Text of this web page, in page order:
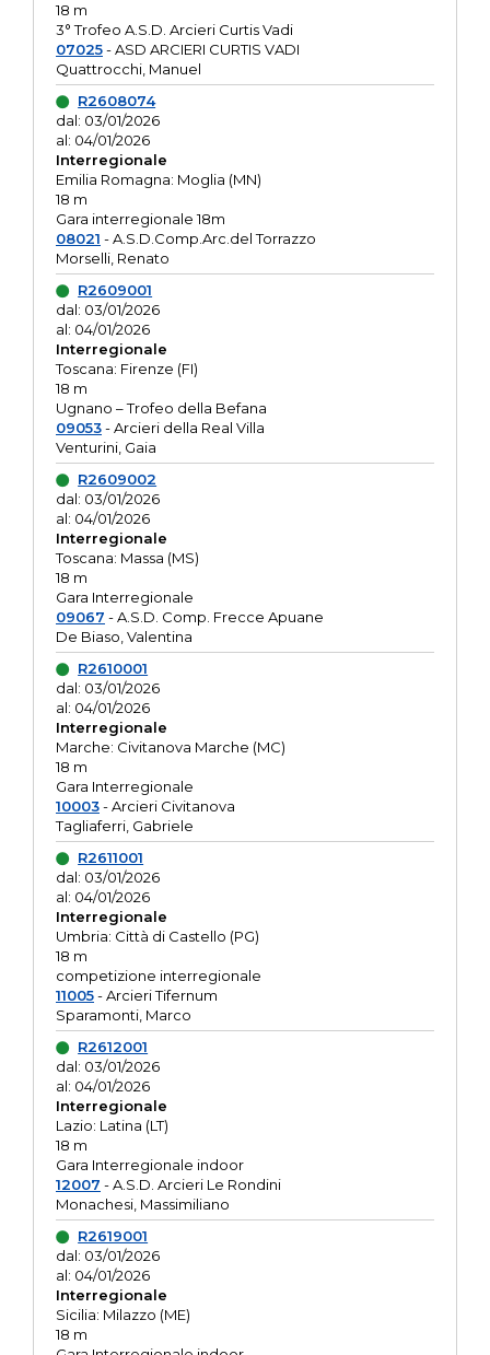
18 m
3° Trofeo A.S.D. Arcieri Curtis Vadi
07025- ASD ARCIERI CURTIS VADI
Quattrocchi, Manuel
R2608074
dal: 03/01/2026
al: 04/01/2026
Interregionale
Emilia Romagna: Moglia (MN)
18 m
Gara interregionale 18m
08021 - A.S.D.Comp.Arc.del Torrazzo
Morselli, Renato
R2609001
dal: 03/01/2026
al: 04/01/2026
Interregionale
Toscana: Firenze (FI)
18 m
Ugnano – Trofeo della Befana
09053- Arcieri della Real Villa
Venturini, Gaia
R2609002
dal: 03/01/2026
al: 04/01/2026
Interregionale
Toscana: Massa (MS)
18 m
Gara Interregionale
09067 - A.S.D. Comp. Frecce Apuane
De Biaso, Valentina
R2610001
dal: 03/01/2026
al: 04/01/2026
Interregionale
Marche: Civitanova Marche (MC)
18 m
Gara Interregionale
10003- Arcieri Civitanova
Tagliaferri, Gabriele
R2611001
dal: 03/01/2026
al: 04/01/2026
Interregionale
Umbria: Città di Castello (PG)
18 m
competizione interregionale
11005- Arcieri Tifernum
Sparamonti, Marco
R2612001
dal: 03/01/2026
al: 04/01/2026
Interregionale
Lazio: Latina (LT)
18 m
Gara Interregionale indoor
12007 - A.S.D. Arcieri Le Rondini
Monachesi, Massimiliano
R2619001
dal: 03/01/2026
al: 04/01/2026
Interregionale
Sicilia: Milazzo (ME)
18 m